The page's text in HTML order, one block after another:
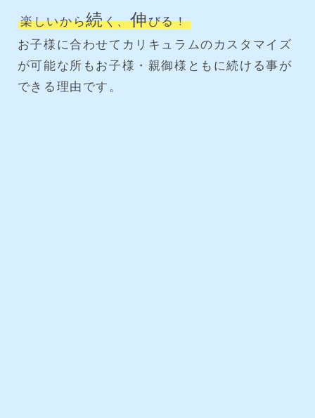
楽しいから続く、伸びる！
お子様に合わせてカリキュラムのカスタマイズ
が可能な所もお子様・親御様ともに続ける事が
できる理由です。